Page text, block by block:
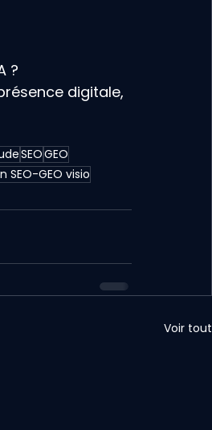
?
digitale,
SEOGEO
SEO-GEO visio
Voir tout